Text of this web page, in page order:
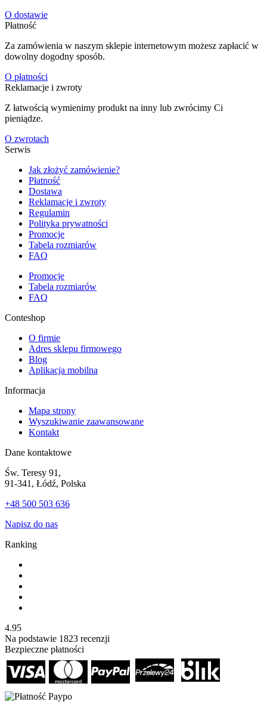
O dostawie
Płatność
Za zamówienia w naszym sklepie internetowym możesz zapłacić w
dowolny dogodny sposób.
O płatności
Reklamacje i zwroty
Z łatwością wymienimy produkt na inny lub zwrócimy Ci
pieniądze.
O zwrotach
Serwis
Jak złożyć zamówienie?
Płatność
Dostawa
Reklamacje i zwroty
Regulamin
Polityka prywatności
Promocje
Tabela rozmiarów
FAQ
Promocje
Tabela rozmiarów
FAQ
Conteshop
O firmie
Adres sklepu firmowego
Blog
Aplikacja mobilna
Informacja
Mapa strony
Wyszukiwanie zaawansowane
Kontakt
Dane kontaktowe
Św. Teresy 91,
91-341, Łódź, Polska
+48 500 503 636
Napisz do nas
Ranking
4.95
Na podstawie 1823 recenzji
Bezpieczne płatności